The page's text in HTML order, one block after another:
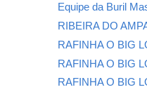
Equipe da Buril
RIBEIRA DO
RAFINHA O BIG
RAFINHA O BIG
RAFINHA O BIG